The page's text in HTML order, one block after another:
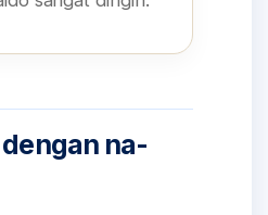
na-